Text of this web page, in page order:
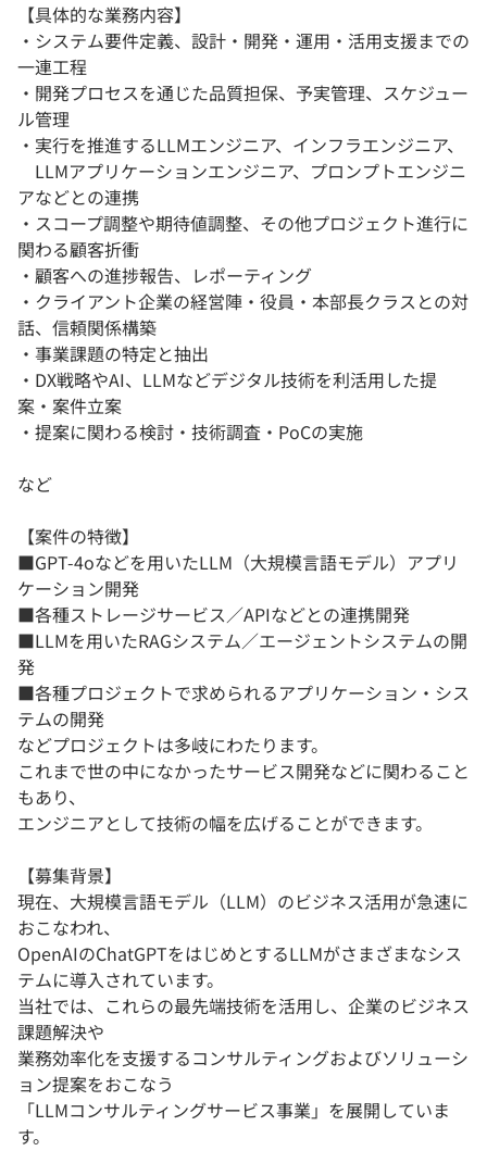
【具体的な業務内容】
・システム要件定義、設計・開発・運用・活用支援までの
一連工程
・開発プロセスを通じた品質担保、予実管理、スケジュー
ル管理
・実行を推進するLLMエンジニア、インフラエンジニア、
LLMアプリケーションエンジニア、プロンプトエンジニ
アなどとの連携
・スコープ調整や期待値調整、その他プロジェクト進行に
関わる顧客折衝
・顧客への進捗報告、レポーティング
・クライアント企業の経営陣・役員・本部長クラスとの対
話、信頼関係構築
・事業課題の特定と抽出
・DX戦略やAI、LLMなどデジタル技術を利活用した提
案・案件立案
・提案に関わる検討・技術調査・PoCの実施
など
【案件の特徴】
■GPT-4oなどを用いたLLM（大規模言語モデル）アプリ
ケーション開発
■各種ストレージサービス／APIなどとの連携開発
■LLMを用いたRAGシステム／エージェントシステムの開
発
■各種プロジェクトで求められるアプリケーション・シス
テムの開発
などプロジェクトは多岐にわたります。
これまで世の中になかったサービス開発などに関わること
もあり、
エンジニアとして技術の幅を広げることができます。
【募集背景】
現在、大規模言語モデル（LLM）のビジネス活用が急速に
おこなわれ、
OpenAIのChatGPTをはじめとするLLMがさまざまなシス
テムに導入されています。
当社では、これらの最先端技術を活用し、企業のビジネス
課題解決や
業務効率化を支援するコンサルティングおよびソリューシ
ョン提案をおこなう
「LLMコンサルティングサービス事業」を展開していま
す。